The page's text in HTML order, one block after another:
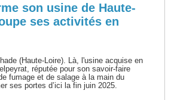
son usine de Haute-
ses activités en
(Haute-Loire). Là, l'usine acquise en
réputée pour son savoir-faire
fumage et de salage à la main du
ses portes d’ici la fin juin 2025.